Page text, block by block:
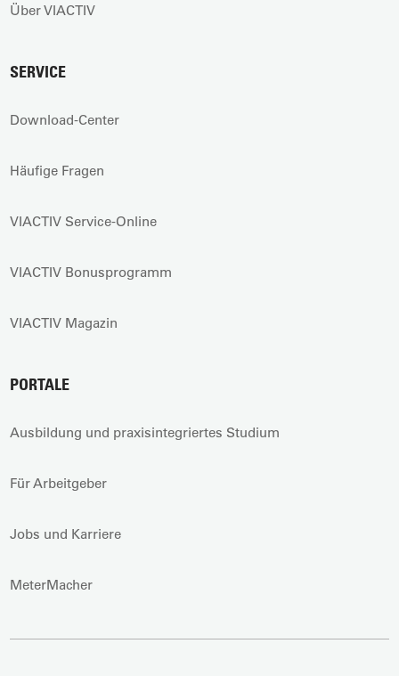
Über VIACTIV
SERVICE
Download-Center
Häufige Fragen
VIACTIV Service-Online
VIACTIV Bonusprogramm
VIACTIV Magazin
PORTALE
Ausbildung und praxisintegriertes Studium
Für Arbeitgeber
Jobs und Karriere
MeterMacher